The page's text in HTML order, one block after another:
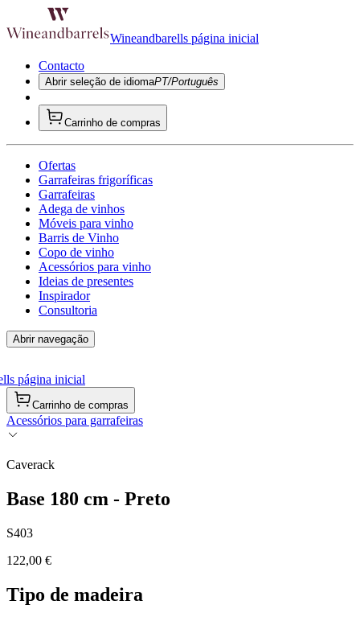
Wineandbarells página inicial
Contacto
Abrir seleção de idiomaPT/Português
Carrinho de compras
Ofertas
Garrafeiras frigoríficas
Garrafeiras
Adega de vinhos
Móveis para vinho
Barris de Vinho
Copo de vinho
Acessórios para vinho
Ideias de presentes
Inspirador
Consultoria
Abrir navegação
página inicial
Carrinho de compras
Acessórios para garrafeiras
Caverack
Base 180 cm - Preto
S403
122,00 €
Tipo de madeira